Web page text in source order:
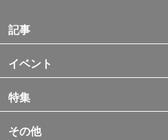
記事
イベント
特集
その他